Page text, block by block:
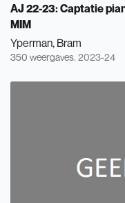
AJ 22-23: Captatie
MIM
Yperman, Bram
350 weergaves. 2023-24